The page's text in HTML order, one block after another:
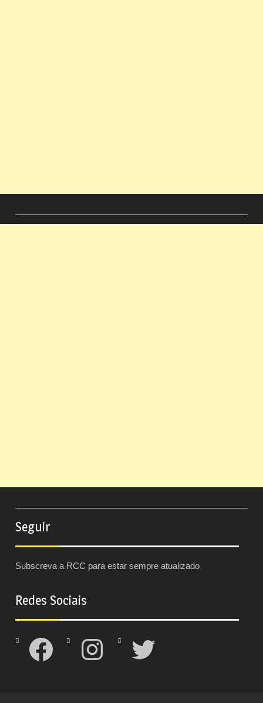
Seguir
Subscreva a RCC para estar sempre atualizado
Redes Sociais
Facebook Instagram Twitter